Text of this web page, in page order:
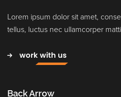
Lorem ipsum dolor sit amet,
tellus, luctus nec ullamcorper
work with us
Back Arrow